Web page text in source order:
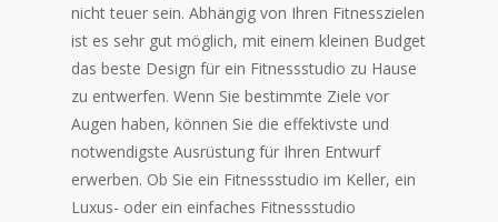
nicht teuer sein. Abhängig von Ihren Fitnesszielen
ist es sehr gut möglich, mit einem kleinen Budget
das beste Design für ein Fitnessstudio zu Hause
zu entwerfen. Wenn Sie bestimmte Ziele vor
Augen haben, können Sie die effektivste und
notwendigste Ausrüstung für Ihren Entwurf
erwerben. Ob Sie ein Fitnessstudio im Keller, ein
Luxus- oder ein einfaches Fitnessstudio